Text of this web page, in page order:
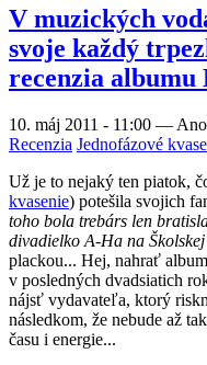
V muzických
svoje každý
recenzia albumu
10. máj 2011 - 11:00 —
Recenzia Jednofázové
Už je to nejaký ten piatok,
kvasenie) potešila svojich
toho bola trebárs len
divadielko A-Ha na
plackou... Hej, nahrať
v posledných dvadsiatich
nájsť vydavateľa, ktorý
následkom, že nebude až
času i energie...